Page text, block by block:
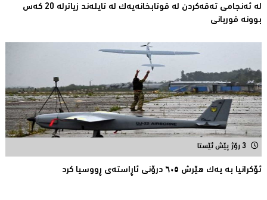
لە ئەنجامی تەقەكردن لە قوتابخانەیەك لە تایلەند زیاترلە 20 كەس
بوونە قوربانى
3 رۆژ پێش ئێستا
ئۆکرانیا بە یەک هێرش ٦٠٥ درۆنی ئاڕاستەى ڕووسیا کرد